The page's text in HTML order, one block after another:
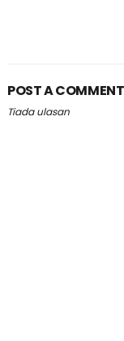
POST A COMMENT
Tiada ulasan